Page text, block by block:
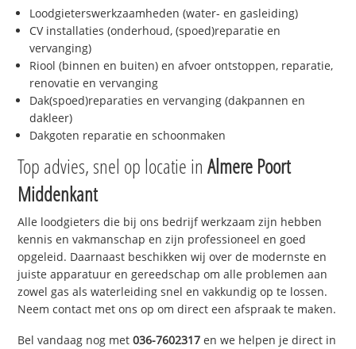
Loodgieterswerkzaamheden (water- en gasleiding)
CV installaties (onderhoud, (spoed)reparatie en
vervanging)
Riool (binnen en buiten) en afvoer ontstoppen, reparatie,
renovatie en vervanging
Dak(spoed)reparaties en vervanging (dakpannen en
dakleer)
Dakgoten reparatie en schoonmaken
Top advies, snel op locatie inAlmere Poort
Middenkant
Alle loodgieters die bij ons bedrijf werkzaam zijn hebben
kennis en vakmanschap en zijn professioneel en goed
opgeleid. Daarnaast beschikken wij over de modernste en
juiste apparatuur en gereedschap om alle problemen aan
zowel gas als waterleiding snel en vakkundig op te lossen.
Neem contact met ons op om direct een afspraak te maken.
Bel vandaag nog met036-7602317 en we helpen je direct in